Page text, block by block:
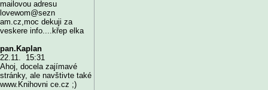
mailovou adresu
lovewom@sezn
am.cz,moc dekuji za
veskere info....křep elka
pan.Kaplan
22.11. 15:31
Ahoj, docela zajímavé
stránky, ale navštivte také
www.Knihovni ce.cz ;)